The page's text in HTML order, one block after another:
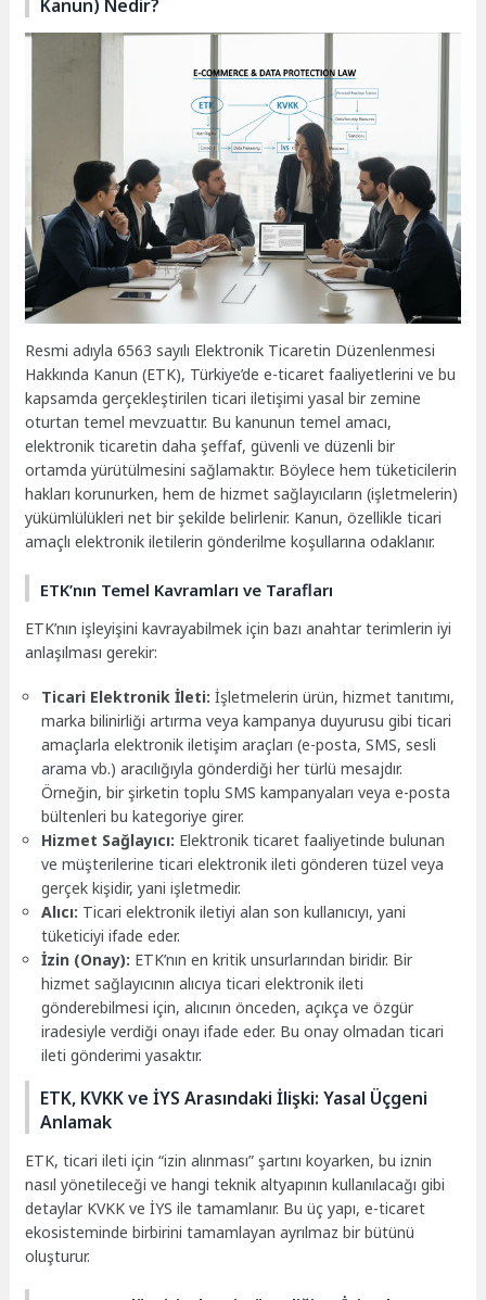
Kanun) Nedir?
Resmi adıyla 6563 sayılı Elektronik Ticaretin Düzenlenmesi
Hakkında Kanun (ETK), Türkiye’de e-ticaret faaliyetlerini ve bu
kapsamda gerçekleştirilen ticari iletişimi yasal bir zemine
oturtan temel mevzuattır. Bu kanunun temel amacı,
elektronik ticaretin daha şeffaf, güvenli ve düzenli bir
ortamda yürütülmesini sağlamaktır. Böylece hem tüketicilerin
hakları korunurken, hem de hizmet sağlayıcıların (işletmelerin)
yükümlülükleri net bir şekilde belirlenir. Kanun, özellikle ticari
amaçlı elektronik iletilerin gönderilme koşullarına odaklanır.
ETK’nın Temel Kavramları ve Tarafları
ETK’nın işleyişini kavrayabilmek için bazı anahtar terimlerin iyi
anlaşılması gerekir:
Ticari Elektronik İleti: İşletmelerin ürün, hizmet tanıtımı,
marka bilinirliği artırma veya kampanya duyurusu gibi ticari
amaçlarla elektronik iletişim araçları (e-posta, SMS, sesli
arama vb.) aracılığıyla gönderdiği her türlü mesajdır.
Örneğin, bir şirketin toplu SMS kampanyaları veya e-posta
bültenleri bu kategoriye girer.
Hizmet Sağlayıcı: Elektronik ticaret faaliyetinde bulunan
ve müşterilerine ticari elektronik ileti gönderen tüzel veya
gerçek kişidir, yani işletmedir.
Alıcı: Ticari elektronik iletiyi alan son kullanıcıyı, yani
tüketiciyi ifade eder.
İzin (Onay): ETK’nın en kritik unsurlarından biridir. Bir
hizmet sağlayıcının alıcıya ticari elektronik ileti
gönderebilmesi için, alıcının önceden, açıkça ve özgür
iradesiyle verdiği onayı ifade eder. Bu onay olmadan ticari
ileti gönderimi yasaktır.
ETK, KVKK ve İYS Arasındaki İlişki: Yasal Üçgeni
Anlamak
ETK, ticari ileti için “izin alınması” şartını koyarken, bu iznin
nasıl yönetileceği ve hangi teknik altyapının kullanılacağı gibi
detaylar KVKK ve İYS ile tamamlanır. Bu üç yapı, e-ticaret
ekosisteminde birbirini tamamlayan ayrılmaz bir bütünü
oluşturur.